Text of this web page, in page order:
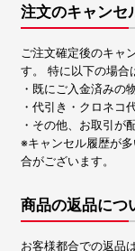
注文のキャンセ
ご注文確定後のキャ
す。 特に以下の場合
・既にご入金済みの
・代引き・クロネコ
・その他、お取引が
※キャンセル履歴が
合がございます。
商品の返品につ
お客様都合での返品